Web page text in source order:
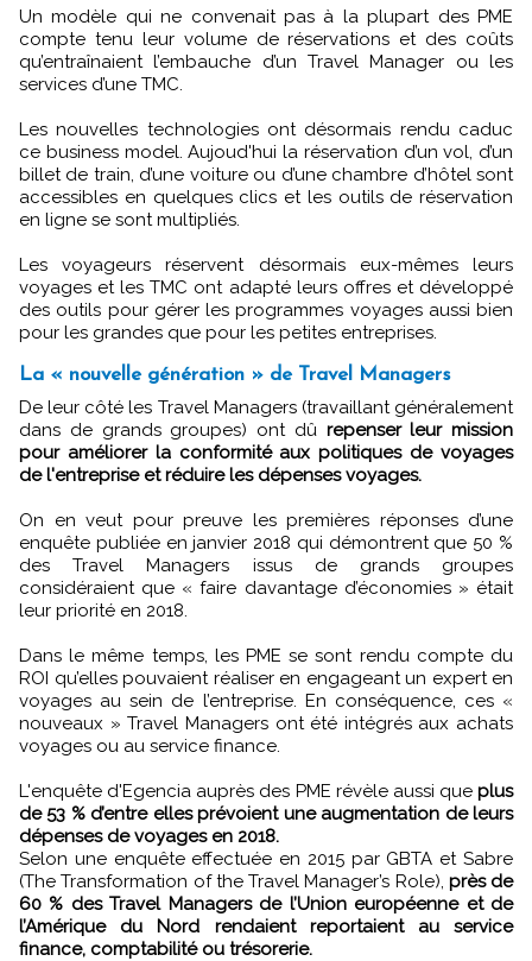
Un modèle qui ne convenait pas à la plupart des PME
compte tenu leur volume de réservations et des coûts
qu’entraînaient l’embauche d’un Travel Manager ou les
services d’une TMC.
Les nouvelles technologies ont désormais rendu caduc
ce business model. Aujoud'hui la réservation d’un vol, d’un
billet de train, d’une voiture ou d’une chambre d’hôtel sont
accessibles en quelques clics et les outils de réservation
en ligne se sont multipliés.
Les voyageurs réservent désormais eux-mêmes leurs
voyages et les TMC ont adapté leurs offres et développé
des outils pour gérer les programmes voyages aussi bien
pour les grandes que pour les petites entreprises.
La « nouvelle génération » de Travel Managers
De leur côté les Travel Managers (travaillant généralement
dans de grands groupes) ont dû repenser leur mission
pour améliorer la conformité aux politiques de voyages
de l'entreprise et réduire les dépenses voyages.
On en veut pour preuve les premières réponses d’une
enquête publiée en janvier 2018 qui démontrent que 50 %
des Travel Managers issus de grands groupes
considéraient que « faire davantage d’économies » était
leur priorité en 2018.
Dans le même temps, les PME se sont rendu compte du
ROI qu’elles pouvaient réaliser en engageant un expert en
voyages au sein de l’entreprise. En conséquence, ces «
nouveaux » Travel Managers ont été intégrés aux achats
voyages ou au service finance.
L'enquête d'Egencia auprès des PME révèle aussi que plus
de 53 % d’entre elles prévoient une augmentation de leurs
dépenses de voyages en 2018.
Selon une enquête effectuée en 2015 par GBTA et Sabre
(The Transformation of the Travel Manager’s Role), près de
60 % des Travel Managers de l’Union européenne et de
l’Amérique du Nord rendaient reportaient au service
finance, comptabilité ou trésorerie.